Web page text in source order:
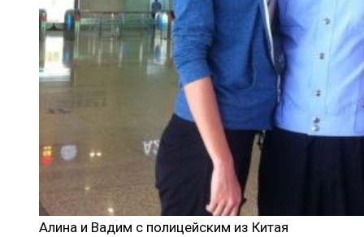
Алина и Вадим с полицейским из Китая